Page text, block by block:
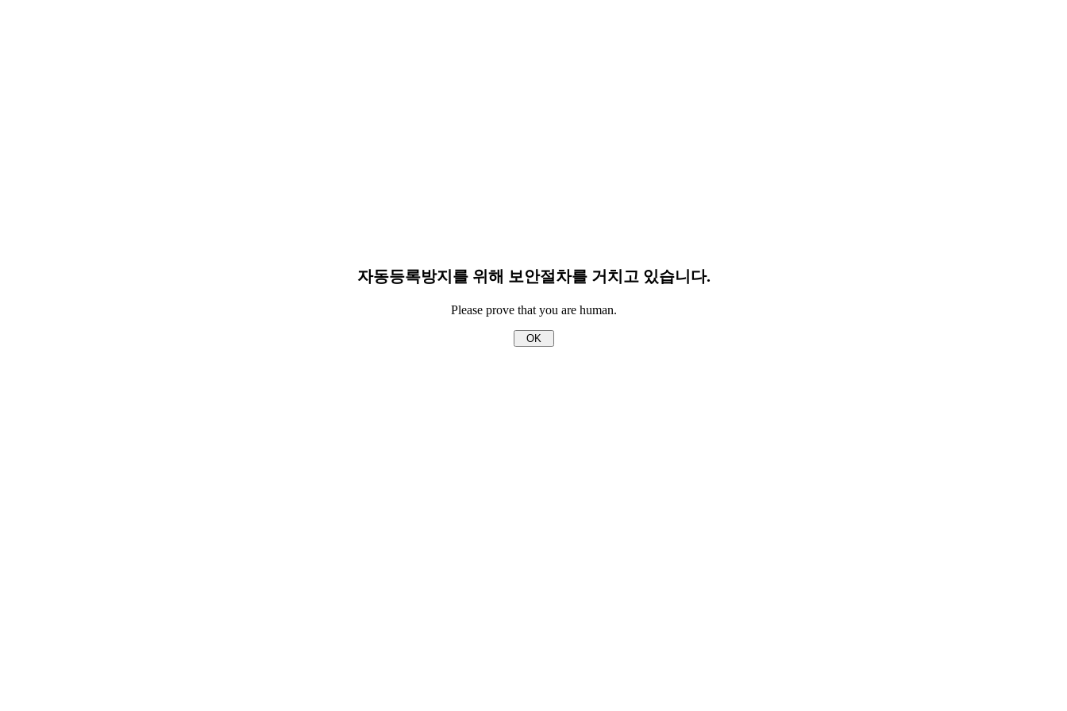
자동등록방지를 위해 보안절차를 거치고 있습니다.
Please prove that you are human.